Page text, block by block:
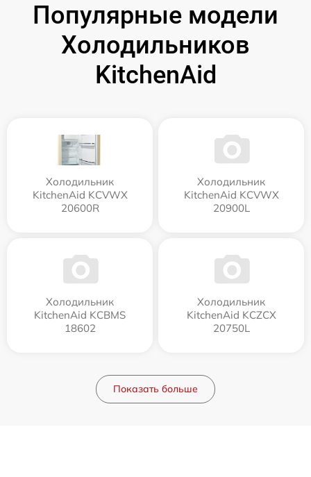
Популярные модели
Холодильников
KitchenAid
Холодильник
KitchenAid KCVWX
20600R
Холодильник
KitchenAid KCVWX
20900L
Холодильник
KitchenAid KCBMS
18602
Холодильник
KitchenAid KCZCX
20750L
Показать больше